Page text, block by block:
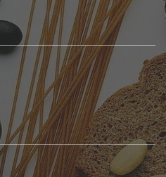
e sorvetes